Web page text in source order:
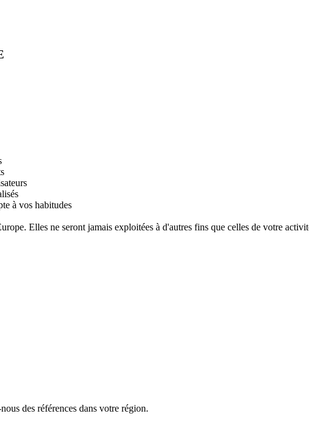
à vos habitudes
Elles ne seront jamais exploitées à d'autres fins que celles de votre
des références dans votre région.